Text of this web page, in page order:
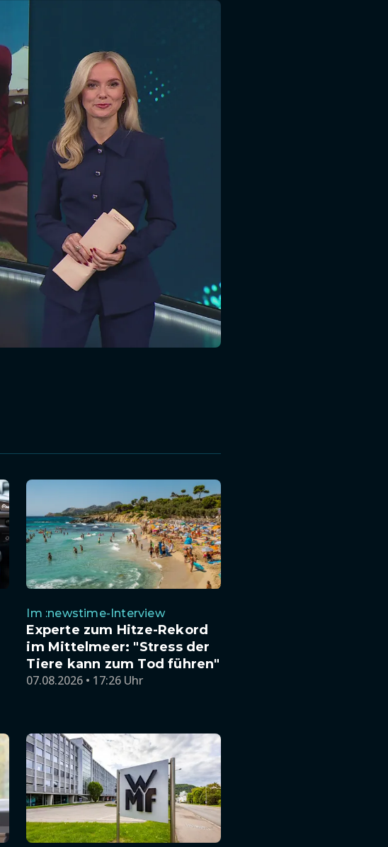
Im :newstime-Interview
Experte zum Hitze-Rekord
im Mittelmeer: "Stress der
Tiere kann zum Tod führen"
07.08.2026 • 17:26 Uhr